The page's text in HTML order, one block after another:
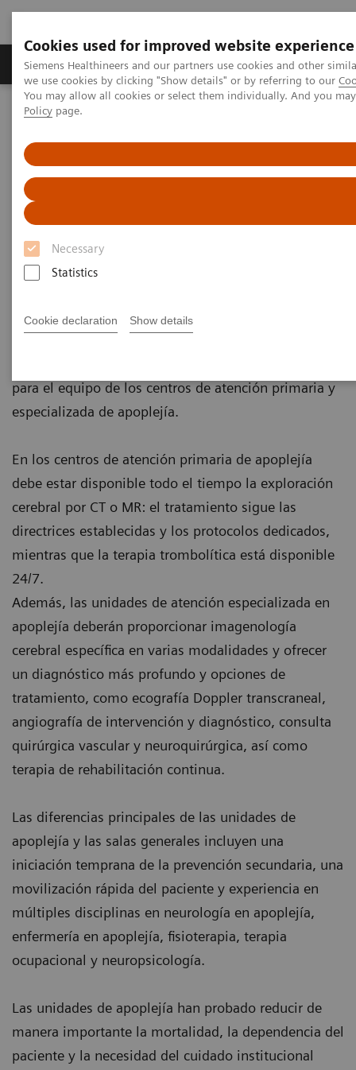
Cookies used for improved website experience
Siemens Healthineers and our partners use cookies and other
we use cookies by clicking "Show details" or by referring to our
You may allow all cookies or select them individually. And you
Policy page.
Necessary
Statistics
Cookie declaration Show details
Productos y servicios Especialidades Clínicas
Siemens Healthineers Latinoamérica
Apoplejía
Gestión General de Apoplejía Unidad de Apoplejía
Unidad de Apoplejía
Diagnóstico y tratamiento de apoplejía
clínicos especializados que se dedican al diagnóstico
para el equipo de los centros de atención primaria y
especializada de apoplejía.
En los centros de atención primaria de apoplejía
debe estar disponible todo el tiempo la exploración
cerebral por CT o MR: el tratamiento sigue las
directrices establecidas y los protocolos dedicados,
mientras que la terapia trombolítica está disponible
24/7.
Además, las unidades de atención especializada en
apoplejía deberán proporcionar imagenología
cerebral específica en varias modalidades y ofrecer
un diagnóstico más profundo y opciones de
tratamiento, como ecografía Doppler transcraneal,
angiografía de intervención y diagnóstico, consulta
quirúrgica vascular y neuroquirúrgica, así como
terapia de rehabilitación continua.
Las diferencias principales de las unidades de
apoplejía y las salas generales incluyen una
iniciación temprana de la prevención secundaria, una
movilización rápida del paciente y experiencia en
múltiples disciplinas en neurología en apoplejía,
enfermería en apoplejía, fisioterapia, terapia
ocupacional y neuropsicología.
Las unidades de apoplejía han probado reducir de
manera importante la mortalidad, la dependencia del
paciente y la necesidad del cuidado institucional